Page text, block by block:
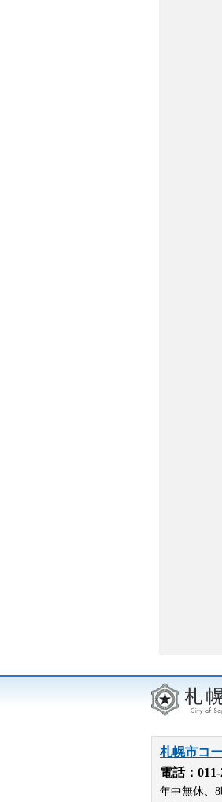
札幌市コ
電話：
年中無休、